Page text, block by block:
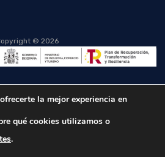
© 2026
la mejor experiencia en
qué cookies utilizamos o
.